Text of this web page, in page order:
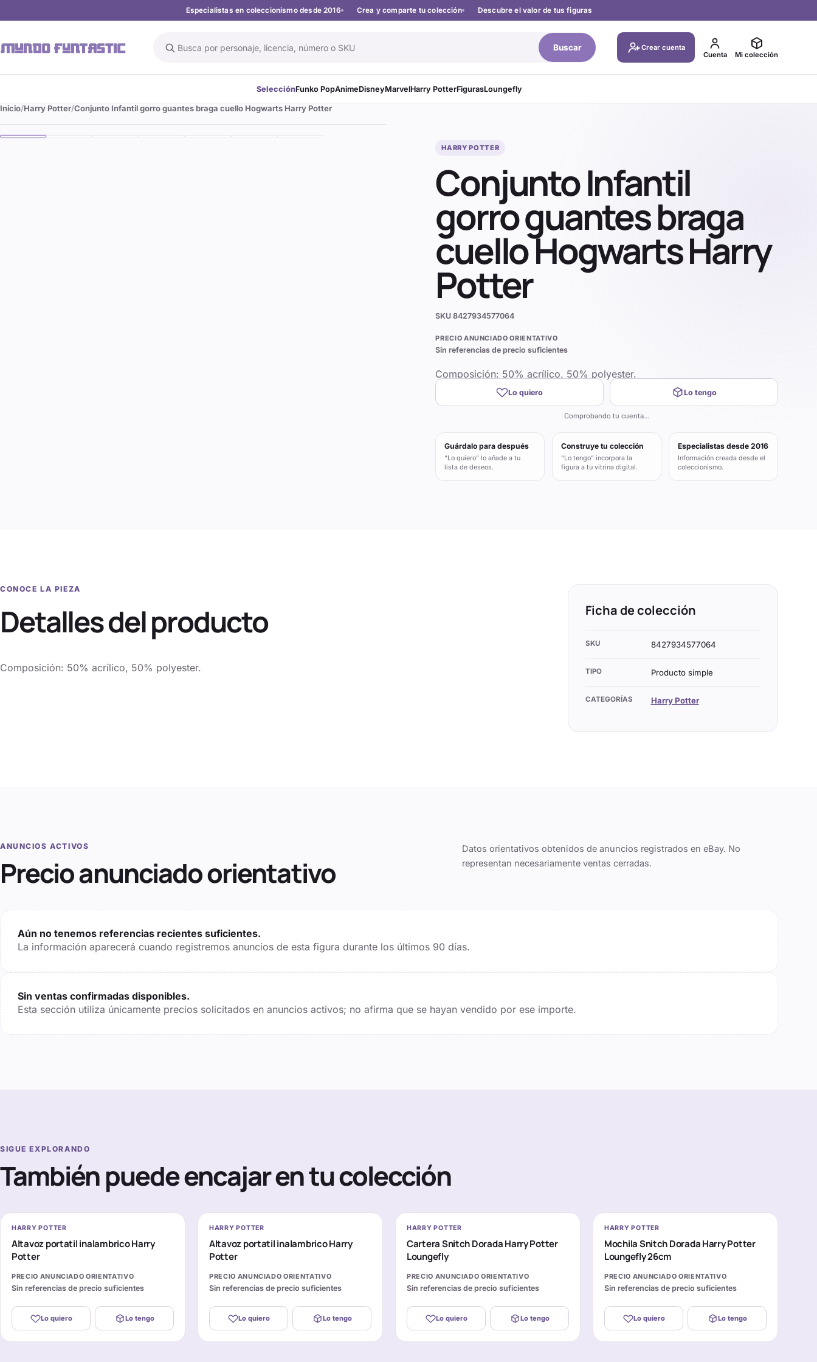
Especialistas en coleccionismo desde 2016 Crea y comparte tu colección Descubre el valor de tus figuras
Buscar en el catálogo Buscar
Crear cuenta
Cuenta
Mi colección
SelecciónFunko PopAnimeDisneyMarvelHarry PotterFigurasLoungefly
Inicio Harry Potter Conjunto Infantil gorro guantes braga cuello Hogwarts Harry Potter
HARRY POTTER
Conjunto Infantil
gorro guantes braga
cuello Hogwarts Harry
Potter
SKU8427934577064
PRECIO ANUNCIADO ORIENTATIVO
Sin referencias de precio suficientes
Composición: 50% acrílico, 50% polyester.
Lo quiero Lo tengo
Comprobando tu cuenta…
Guárdalo para después
“Lo quiero” lo añade a tu
lista de deseos.
Construye tu colección
“Lo tengo” incorpora la
figura a tu vitrina digital.
Especialistas desde 2016
Información creada desde el
coleccionismo.
CONOCE LA PIEZA
Detalles del producto
Composición: 50% acrílico, 50% polyester.
Ficha de colección
SKU 8427934577064
TIPO Producto simple
CATEGORÍAS Harry Potter
ANUNCIOS ACTIVOS
Precio anunciado orientativo
Datos orientativos obtenidos de anuncios registrados en eBay. No
representan necesariamente ventas cerradas.
Aún no tenemos referencias recientes suficientes.
La información aparecerá cuando registremos anuncios de esta figura durante los últimos 90 días.
Sin ventas confirmadas disponibles.
Esta sección utiliza únicamente precios solicitados en anuncios activos; no afirma que se hayan vendido por ese importe.
SIGUE EXPLORANDO
También puede encajar en tu colección
HARRY POTTER
Altavoz portatil inalambrico Harry
Potter
PRECIO ANUNCIADO ORIENTATIVO
Sin referencias de precio suficientes
Lo quiero Lo tengo
HARRY POTTER
Altavoz portatil inalambrico Harry
Potter
PRECIO ANUNCIADO ORIENTATIVO
Sin referencias de precio suficientes
Lo quiero Lo tengo
HARRY POTTER
Cartera Snitch Dorada Harry Potter
Loungefly
PRECIO ANUNCIADO ORIENTATIVO
Sin referencias de precio suficientes
Lo quiero Lo tengo
HARRY POTTER
Mochila Snitch Dorada Harry Potter
Loungefly 26cm
PRECIO ANUNCIADO ORIENTATIVO
Sin referencias de precio suficientes
Lo quiero Lo tengo